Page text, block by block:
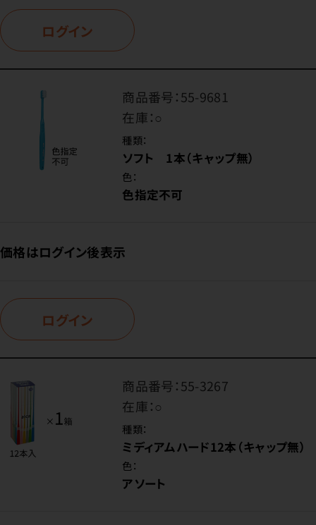
ログイン
商品番号：55-9681
在庫：○
種類：
ソフト 1本（キャップ無）
色：
色指定不可
価格はログイン後表示
ログイン
商品番号：55-3267
在庫：○
種類：
ミディアムハード12本（キャップ無）
色：
アソート